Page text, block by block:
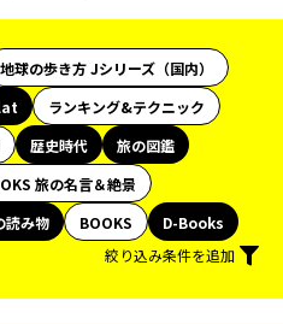
地球の歩き方 Jシリーズ（国内）
ランキング&テクニック
歴史時代
旅の図鑑
旅の名言＆絶景
読み物 BOOKS
D-Books
絞り込み条件を追加